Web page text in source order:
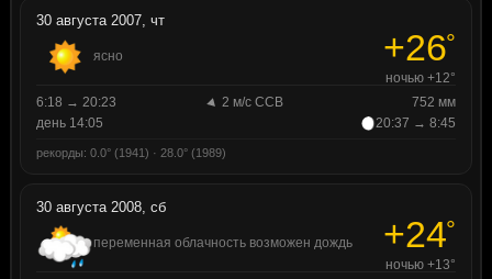
30 августа 2007, чт
ясно +26°
ночью +12°
6:18 → 20:23
2 м/с ССВ
752 мм
день 14:05
20:37 → 8:45
рекорды: 0.0° (1941) · 28.0° (1989)
30 августа 2008, сб
переменная облачность возможен дождь +24°
ночью +13°